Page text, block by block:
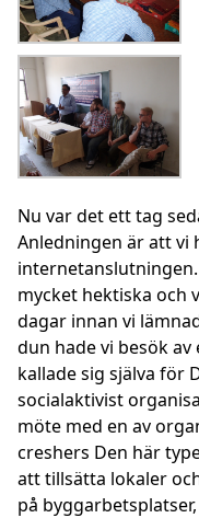
Nu var det ett tag
Anledningen är att vi
mycket hektiska och
dagar innan vi
dun hade vi besök
kallade sig själva för
socialaktivist
möte med en av
creshers Den här
att tillsätta lokaler
på